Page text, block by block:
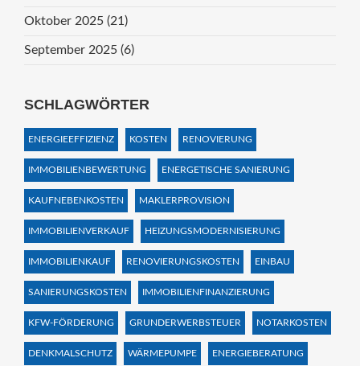
Oktober 2025 (21)
September 2025 (6)
SCHLAGWÖRTER
ENERGIEEFFIZIENZ KOSTEN RENOVIERUNG
IMMOBILIENBEWERTUNG ENERGETISCHE SANIERUNG
KAUFNEBENKOSTEN MAKLERPROVISION
IMMOBILIENVERKAUF HEIZUNGSMODERNISIERUNG
IMMOBILIENKAUF RENOVIERUNGSKOSTEN EINBAU
SANIERUNGSKOSTEN IMMOBILIENFINANZIERUNG
KFW-FÖRDERUNG GRUNDERWERBSTEUER NOTARKOSTEN
DENKMALSCHUTZ WÄRMEPUMPE ENERGIEBERATUNG